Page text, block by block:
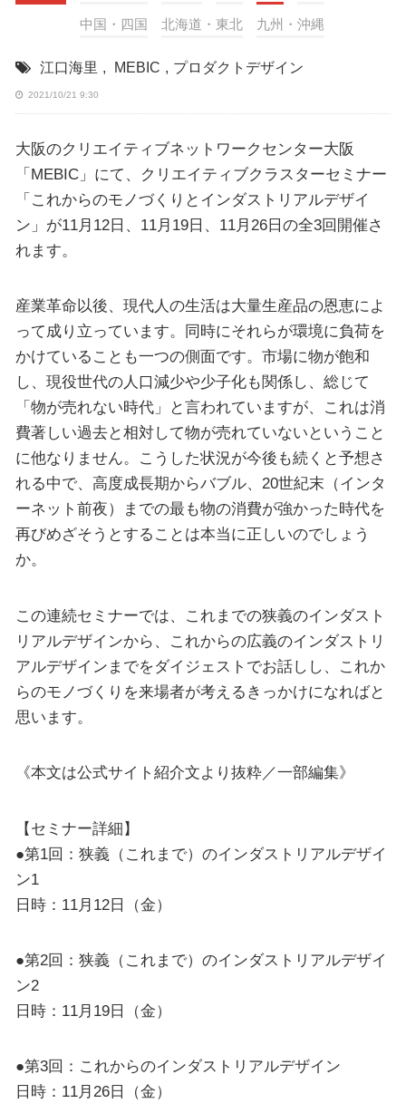
中国・四国 北海道・東北 九州・沖縄
江口海里 , MEBIC , プロダクトデザイン
2021/10/21 9:30
大阪のクリエイティブネットワークセンター大阪
「MEBIC」にて、クリエイティブクラスターセミナー
「これからのモノづくりとインダストリアルデザイ
ン」が11月12日、11月19日、11月26日の全3回開催さ
れます。
産業革命以後、現代人の生活は大量生産品の恩恵によ
って成り立っています。同時にそれらが環境に負荷を
かけていることも一つの側面です。市場に物が飽和
し、現役世代の人口減少や少子化も関係し、総じて
「物が売れない時代」と言われていますが、これは消
費著しい過去と相対して物が売れていないということ
に他なりません。こうした状況が今後も続くと予想さ
れる中で、高度成長期からバブル、20世紀末（インタ
ーネット前夜）までの最も物の消費が強かった時代を
再びめざそうとすることは本当に正しいのでしょう
か。
この連続セミナーでは、これまでの狭義のインダスト
リアルデザインから、これからの広義のインダストリ
アルデザインまでをダイジェストでお話しし、これか
らのモノづくりを来場者が考えるきっかけになればと
思います。
《本文は公式サイト紹介文より抜粋／一部編集》
【セミナー詳細】
●第1回：狭義（これまで）のインダストリアルデザイ
ン1
日時：11月12日（金）
●第2回：狭義（これまで）のインダストリアルデザイ
ン2
日時：11月19日（金）
●第3回：これからのインダストリアルデザイン
日時：11月26日（金）